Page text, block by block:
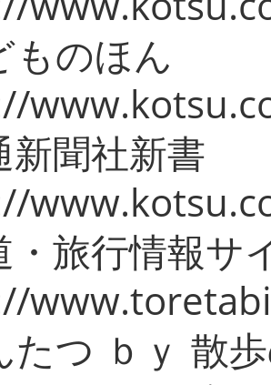
ものほん
新聞社新書
・旅行情報サ
たつ ｂｙ 散